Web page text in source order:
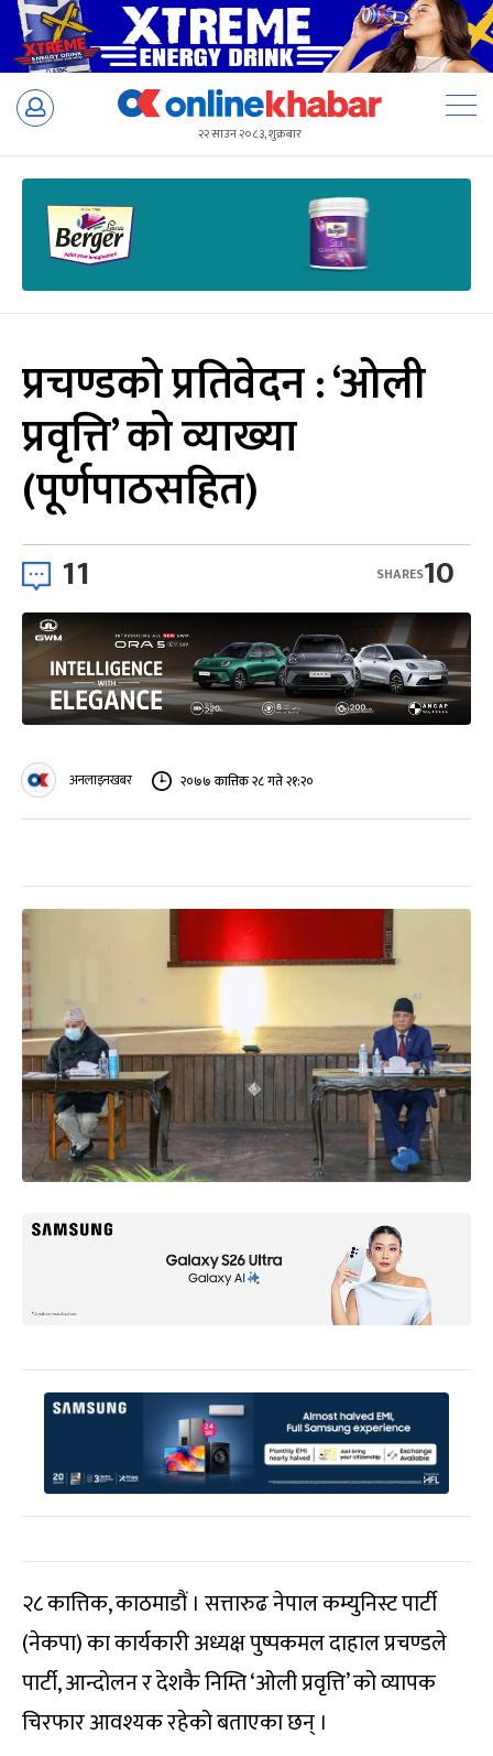
Skip
२२ साउन २०८३, शुक्रबार
प्रचण्डको प्रतिवेदन : ‘ओली
प्रवृत्ति’ को व्याख्या
(पूर्णपाठसहित)
11 10
SHARES
अनलाइनखबर २०७७ कात्तिक २८ गते २१:२०
२८ कात्तिक, काठमाडौं । सत्तारुढ नेपाल कम्युनिस्ट पार्टी
(नेकपा) का कार्यकारी अध्यक्ष पुष्पकमल दाहाल प्रचण्डले
पार्टी, आन्दोलन र देशकै निम्ति ‘ओली प्रवृत्ति’ को व्यापक
चिरफार आवश्यक रहेको बताएका छन् ।